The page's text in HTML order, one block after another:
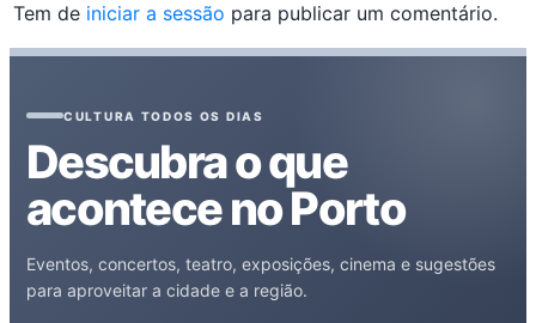
Tem de iniciar a sessão para publicar um comentário.
CULTURA TODOS OS DIAS
Descubra o que
acontece no Porto
Eventos, concertos, teatro, exposições, cinema e sugestões
para aproveitar a cidade e a região.